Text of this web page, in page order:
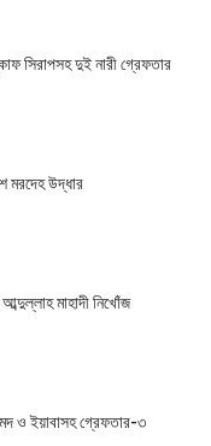
সিরাপসহ দুই নারী গ্রেফতার
মরদেহ উদ্ধার
আব্দুল্লাহ মাহাদী নিখোঁজ
ও ইয়াবাসহ গ্রেফতার-৩